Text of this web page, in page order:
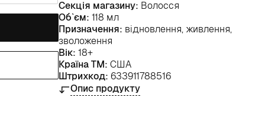
Секція магазину: Волосся
Об`єм: 118 мл
Призначення: відновлення, живлення,
зволоження
Вік: 18+
Країна ТМ: США
Штрихкод: 633911788516
Опис продукту